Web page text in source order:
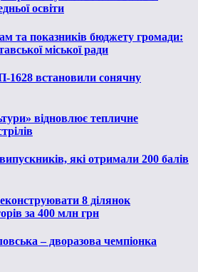
освіти
та показників бюджету громади:
міської ради
встановили сонячну
відновлює тепличне
які отримали 200 балів
8 ділянок
за 400 млн грн
– дворазова чемпіонка